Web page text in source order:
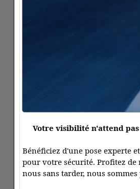
Votre visibilité n'attend pas
Bénéficiez d'une pose experte
pour votre sécurité. Profitez
nous sans tarder, nous